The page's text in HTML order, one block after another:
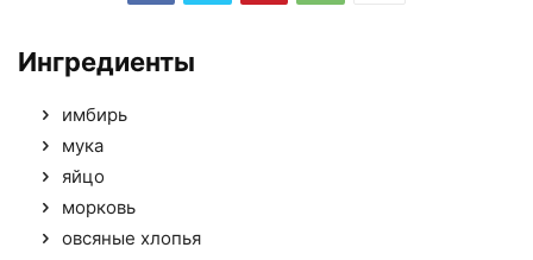
Ингредиенты
имбирь
мука
яйцо
морковь
овсяные хлопья